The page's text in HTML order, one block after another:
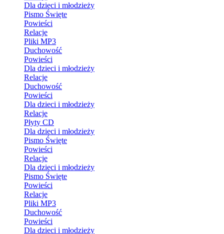
Dla dzieci i młodzieży
Pismo Święte
Powieści
Relacje
Pliki MP3
Duchowość
Powieści
Dla dzieci i młodzieży
Relacje
Duchowość
Powieści
Dla dzieci i młodzieży
Relacje
Płyty CD
Dla dzieci i młodzieży
Pismo Święte
Powieści
Relacje
Dla dzieci i młodzieży
Pismo Święte
Powieści
Relacje
Pliki MP3
Duchowość
Powieści
Dla dzieci i młodzieży